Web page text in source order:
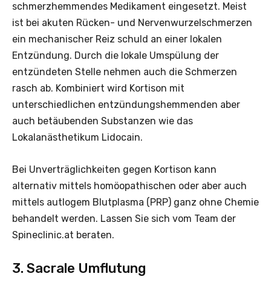
schmerzhemmendes Medikament eingesetzt. Meist
ist bei akuten Rücken- und Nervenwurzelschmerzen
ein mechanischer Reiz schuld an einer lokalen
Entzündung. Durch die lokale Umspülung der
entzündeten Stelle nehmen auch die Schmerzen
rasch ab. Kombiniert wird Kortison mit
unterschiedlichen entzündungshemmenden aber
auch betäubenden Substanzen wie das
Lokalanästhetikum Lidocain.
Bei Unverträglichkeiten gegen Kortison kann
alternativ mittels homöopathischen oder aber auch
mittels autlogem Blutplasma (PRP) ganz ohne Chemie
behandelt werden. Lassen Sie sich vom Team der
Spineclinic.at beraten.
3. Sacrale Umflutung